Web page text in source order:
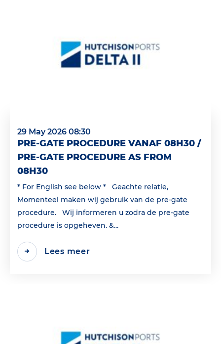
29 May 2026 08:30
PRE-GATE PROCEDURE VANAF 08H30 /
PRE-GATE PROCEDURE AS FROM
08H30
* For English see below * Geachte relatie,
Momenteel maken wij gebruik van de pre-gate
procedure. Wij informeren u zodra de pre-gate
procedure is opgeheven. &...
Lees meer